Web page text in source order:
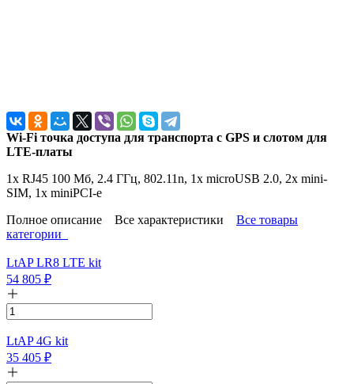
Wi-Fi точка доступа для транспорта с GPS и слотом для
LTE-платы
1x RJ45 100 Мб, 2.4 ГГц, 802.11n, 1x microUSB 2.0, 2x mini-
SIM, 1x miniPCI-e
Полное описание
Все характеристики
Все товары
категории
LtAP LR8 LTE kit
54 805 ₽
LtAP 4G kit
35 405 ₽